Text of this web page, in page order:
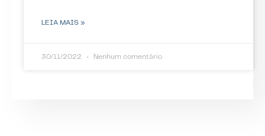
LEIA MAIS »
30/11/2022 Nenhum comentário